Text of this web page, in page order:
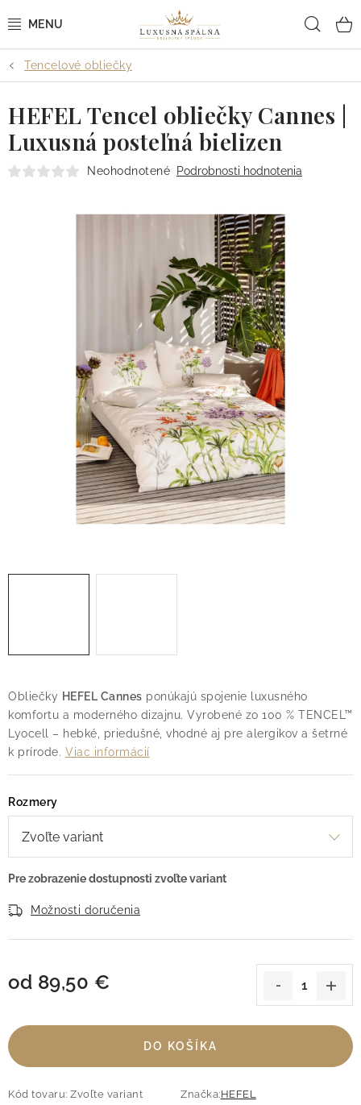
na
POSTEĽNÉ OBLIEČKY
POSTEĽNÉ PLACHTY
PREHOZY A PAPLÓNY
Blog Doprava
Kontakt
Obchodné podmienky
Podmienky ochrany osobných údajov
Reklamačný poriadok
Vrátenie tovaru
Tencelové obliečky
Obliečky HEFEL Cannes ponúkajú spojenie luxusného
komfortu a moderného dizajnu. Vyrobené zo 100 % TENCEL™
Lyocell – hebké, priedušné, vhodné aj pre alergikov a šetrné
k prírode. Viac informácií
Rozmery
Možnosti doručenia
od 89,50 €
DO KOŠÍKA
Kód tovaru: Zvoľte variant Značka:HEFEL
HEFEL Tencel obliečky Cannes |
Luxusná posteľná bielizen
Neohodnotené Podrobnosti hodnotenia